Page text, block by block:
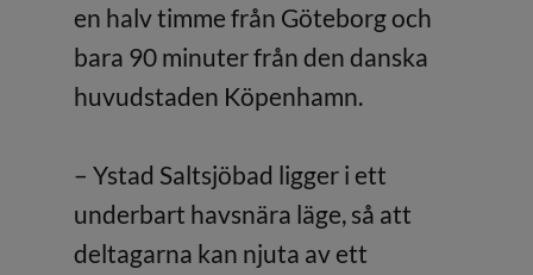
en halv timme från Göteborg och
bara 90 minuter från den danska
huvudstaden Köpenhamn.
– Ystad Saltsjöbad ligger i ett
underbart havsnära läge, så att
deltagarna kan njuta av ett